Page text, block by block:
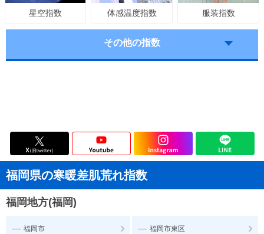
星空指数 体感温度指数 服装指数
その他の指数
福岡県の寒暖差肌荒れ指数
福岡地方(福岡)
--- 福岡市 --- 福岡市東区